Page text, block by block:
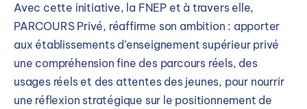
Avec cette initiative, la FNEP et à travers elle,
PARCOURS Privé, réaffirme son ambition : apporter
aux établissements d’enseignement supérieur privé
une compréhension fine des parcours réels, des
usages réels et des attentes des jeunes, pour nourrir
une réflexion stratégique sur le positionnement de